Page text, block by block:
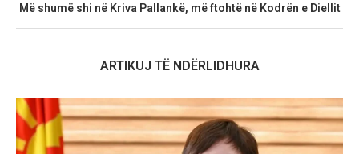
Më shumë shi në Kriva Pallankë, më ftohtë në Kodrën e Diellit
ARTIKUJ TË NDËRLIDHURA